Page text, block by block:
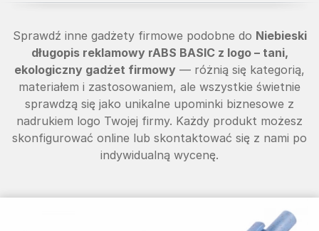
Sprawdź inne gadżety firmowe podobne do Niebieski
długopis reklamowy rABS BASIC z logo – tani,
ekologiczny gadżet firmowy — różnią się kategorią,
materiałem i zastosowaniem, ale wszystkie świetnie
sprawdzą się jako unikalne upominki biznesowe z
nadrukiem logo Twojej firmy. Każdy produkt możesz
skonfigurować online lub skontaktować się z nami po
indywidualną wycenę.